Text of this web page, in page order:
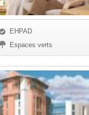
EHPAD
Espaces verts